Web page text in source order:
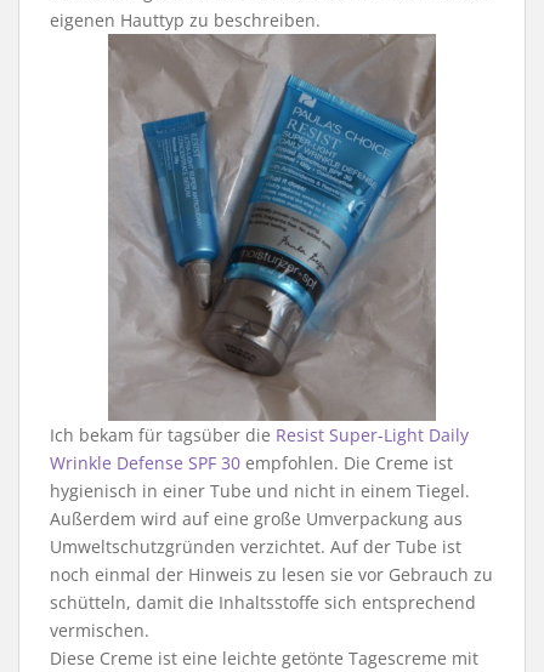
eigenen Hauttyp zu beschreiben.
Ich bekam für tagsüber die Resist Super-Light Daily
Wrinkle Defense SPF 30 empfohlen. Die Creme ist
hygienisch in einer Tube und nicht in einem Tiegel.
Außerdem wird auf eine große Umverpackung aus
Umweltschutzgründen verzichtet. Auf der Tube ist
noch einmal der Hinweis zu lesen sie vor Gebrauch zu
schütteln, damit die Inhaltsstoffe sich entsprechend
vermischen.
Diese Creme ist eine leichte getönte Tagescreme mit